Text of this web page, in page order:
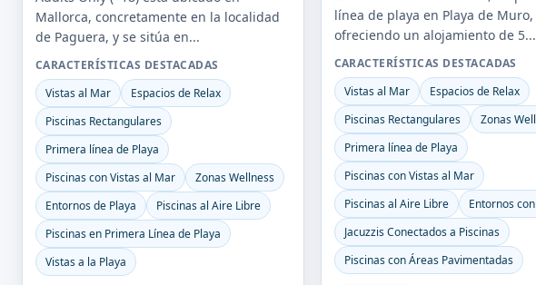
Mallorca, concretamente en la localidad
de Paguera, y se sitúa en...
CARACTERÍSTICAS DESTACADAS
Vistas al Mar
Espacios de Relax
Piscinas Rectangulares
Primera línea de Playa
Piscinas con Vistas al Mar
Zonas Wellness
Entornos de Playa
Piscinas al Aire Libre
Piscinas en Primera Línea de Playa
Vistas a la Playa
línea de playa en Playa de Muro,
ofreciendo un alojamiento de 5...
CARACTERÍSTICAS DESTACADAS
Vistas al Mar
Espacios de Relax
Piscinas Rectangulares
Zonas
Primera línea de Playa
Piscinas con Vistas al Mar
Piscinas al Aire Libre
Entornos
Jacuzzis Conectados a Piscinas
Piscinas con Áreas Pavimentadas